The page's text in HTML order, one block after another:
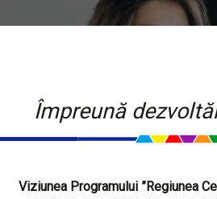
Împreună
Viziunea Programului ”Regiunea